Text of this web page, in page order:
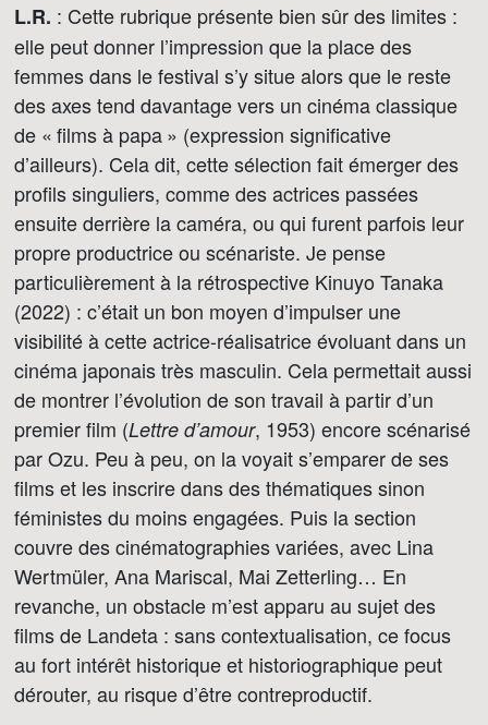
L.R. : Cette rubrique présente bien sûr des limites :
elle peut donner l’impression que la place des
femmes dans le festival s’y situe alors que le reste
des axes tend davantage vers un cinéma classique
de « films à papa » (expression significative
d’ailleurs). Cela dit, cette sélection fait émerger des
profils singuliers, comme des actrices passées
ensuite derrière la caméra, ou qui furent parfois leur
propre productrice ou scénariste. Je pense
particulièrement à la rétrospective Kinuyo Tanaka
(2022) : c’était un bon moyen d’impulser une
visibilité à cette actrice-réalisatrice évoluant dans un
cinéma japonais très masculin. Cela permettait aussi
de montrer l’évolution de son travail à partir d’un
premier film (Lettre d’amour, 1953) encore scénarisé
par Ozu. Peu à peu, on la voyait s’emparer de ses
films et les inscrire dans des thématiques sinon
féministes du moins engagées. Puis la section
couvre des cinématographies variées, avec Lina
Wertmüler, Ana Mariscal, Mai Zetterling… En
revanche, un obstacle m’est apparu au sujet des
films de Landeta : sans contextualisation, ce focus
au fort intérêt historique et historiographique peut
dérouter, au risque d’être contreproductif.